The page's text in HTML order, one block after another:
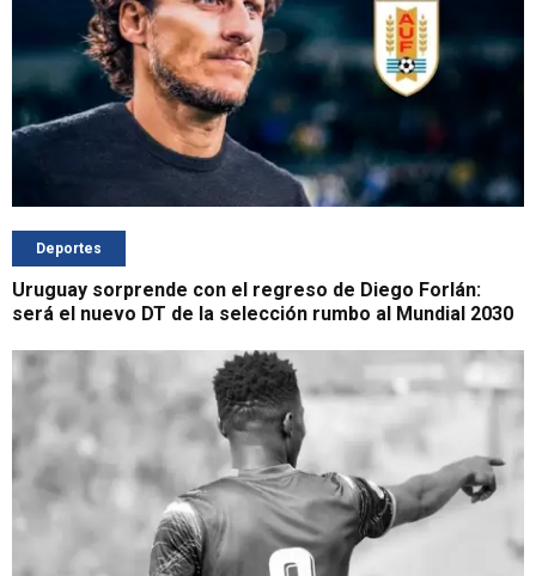
Deportes
Uruguay sorprende con el regreso de Diego Forlán:
será el nuevo DT de la selección rumbo al Mundial 2030